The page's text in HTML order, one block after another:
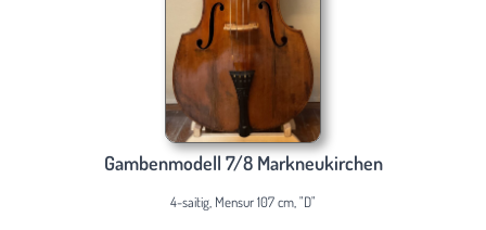
Gambenmodell 7/8 Markneukirchen
4-saitig, Mensur 107 cm, "D"